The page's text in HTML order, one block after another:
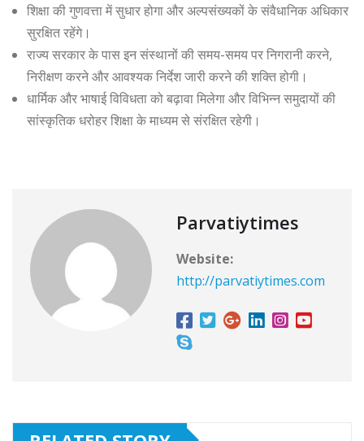
शिक्षा की गुणवत्ता में सुधार होगा और अल्पसंख्यकों के संवैधानिक अधिकार
सुरक्षित रहेंगे।
राज्य सरकार के पास इन संस्थानों की समय-समय पर निगरानी करने,
निरीक्षण करने और आवश्यक निर्देश जारी करने की शक्ति होगी।
धार्मिक और भाषाई विविधता को बढ़ावा मिलेगा और विभिन्न समुदायों की
सांस्कृतिक धरोहर शिक्षा के माध्यम से संरक्षित रहेगी।
Parvatiytimes
Website:
http://parvatiytimes.com